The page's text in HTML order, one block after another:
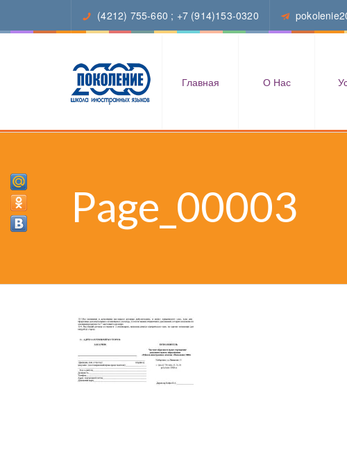
(4212) 755-660 ; +7 (914)153-0320
Главная О Нас
Page_00003